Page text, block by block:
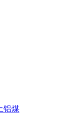
铝煤